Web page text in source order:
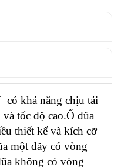
có khả năng chịu tải
tốc độ cao.Ổ đũa
thiết kế và kích cỡ
một dãy có vòng
không có vòng